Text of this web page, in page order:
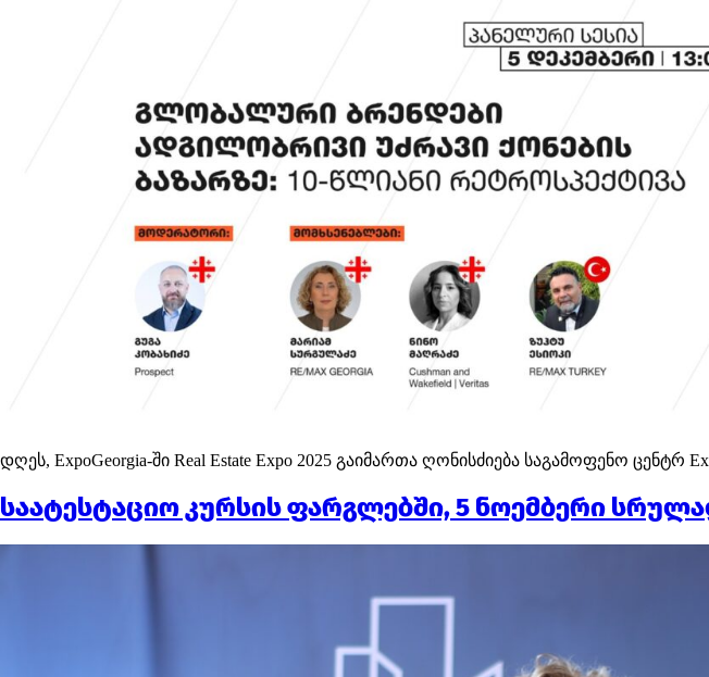
დღეს, ExpoGeorgia-ში Real Estate Expo 2025 გაიმართა ღონისძიება საგამოფენო
საატესტაციო კურსის ფარგლებში, 5 ნოემბერი